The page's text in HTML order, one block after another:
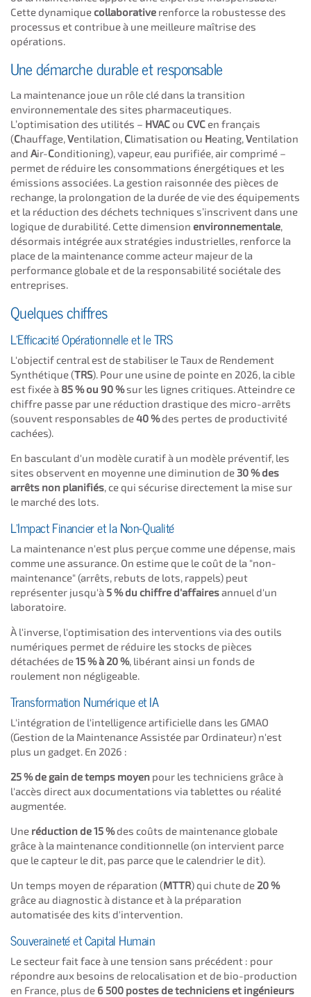
Cette dynamiquecollaborative renforce la robustesse des
processus et contribue à une meilleure maîtrise des
opérations.
Une démarche durable et responsable
La maintenance joue un rôle clé dans la transition
environnementale des sites pharmaceutiques.
L’optimisation des utilités – HVACou CVCen français
(Chauffage, Ventilation, Climatisation ou Heating, Ventilation
and Air-Conditioning), vapeur, eau purifiée, air comprimé –
permet de réduire les consommations énergétiques et les
émissions associées. La gestion raisonnée des pièces de
rechange, la prolongation de la durée de vie des équipements
et la réduction des déchets techniques s’inscrivent dans une
logique de durabilité. Cette dimension environnementale
désormais intégrée aux stratégies industrielles, renforce la
place de la maintenance comme acteur majeur de la
performance globale et de la responsabilité sociétale des
entreprises.
Quelques chiffres
L'Efficacité Opérationnelle et le TRS
L'objectif central est de stabiliser le Taux de Rendement
Synthétique (TRS). Pour une usine de pointe en 2026, la cible
est fixée à 85 % ou 90 %sur les lignes critiques. Atteindre ce
chiffre passe par une réduction drastique des micro-arrêts
(souvent responsables de40 %des pertes de productivité
cachées).
En basculant d'un modèle curatif à un modèle préventif, les
sites observent en moyenne une diminution de 30 % des
arrêts non planifiés , ce qui sécurise directement la mise sur
le marché des lots.
L'Impact Financier et la Non-Qualité
La maintenance n'est plus perçue comme une dépense, mais
comme une assurance. On estime que le coût de la "non-
maintenance" (arrêts, rebuts de lots, rappels) peut
représenter jusqu'à 5 % du chiffre d'affairesannuel d'un
laboratoire.
À l'inverse, l'optimisation des interventions via des outils
numériques permet de réduire les stocks de pièces
détachées de15 % à 20 %, libérant ainsi un fonds de
roulement non négligeable.
Transformation Numérique et IA
L'intégration de l'intelligence artificielle dans les GMAO
(Gestion de la Maintenance Assistée par Ordinateur) n'est
plus un gadget. En 2026 :
25 % de gain de temps moyen pour les techniciens grâce à
l'accès direct aux documentations via tablettes ou réalité
augmentée.
Une réduction de 15 %des coûts de maintenance globale
grâce à la maintenance conditionnelle (on intervient parce
que le capteur le dit, pas parce que le calendrier le dit).
Un temps moyen de réparation (MTTR) qui chute de 20 %
grâce au diagnostic à distance et à la préparation
automatisée des kits d'intervention.
Souveraineté et Capital Humain
Le secteur fait face à une tension sans précédent : pour
répondre aux besoins de relocalisation et de bio-production
en France, plus de 6 500 postes de techniciens et ingénieurs